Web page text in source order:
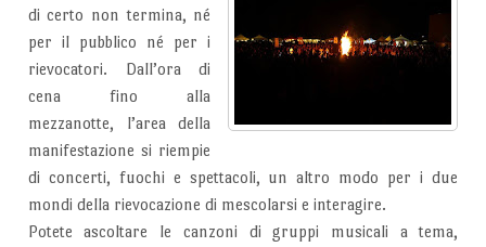
di certo non termina, né
per il pubblico né per i
rievocatori. Dall’ora di
cena fino alla
mezzanotte, l’area della
manifestazione si riempie
di concerti, fuochi e spettacoli, un altro modo per i due
mondi della rievocazione di mescolarsi e interagire.
Potete ascoltare le canzoni di gruppi musicali a tema,